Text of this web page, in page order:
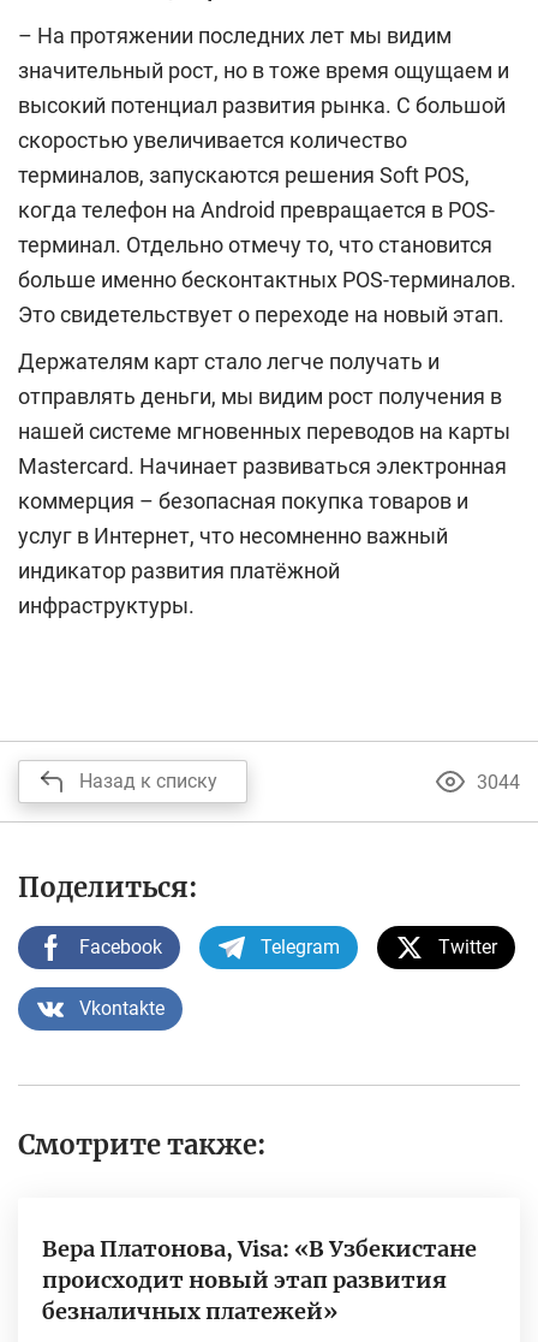
– На протяжении последних лет мы видим
значительный рост, но в тоже время ощущаем и
высокий потенциал развития рынка. С большой
скоростью увеличивается количество
терминалов, запускаются решения Soft POS,
когда телефон на Android превращается в POS-
терминал. Отдельно отмечу то, что становится
больше именно бесконтактных POS-терминалов.
Это свидетельствует о переходе на новый этап.
Держателям карт стало легче получать и
отправлять деньги, мы видим рост получения в
нашей системе мгновенных переводов на карты
Mastercard. Начинает развиваться электронная
коммерция – безопасная покупка товаров и
услуг в Интернет, что несомненно важный
индикатор развития платёжной
инфраструктуры.
Назад к списку 3044
Поделиться:
Facebook Telegram Twitter
Vkontakte
Смотрите также:
Вера Платонова, Visa: «В Узбекистане
происходит новый этап развития
безналичных платежей»